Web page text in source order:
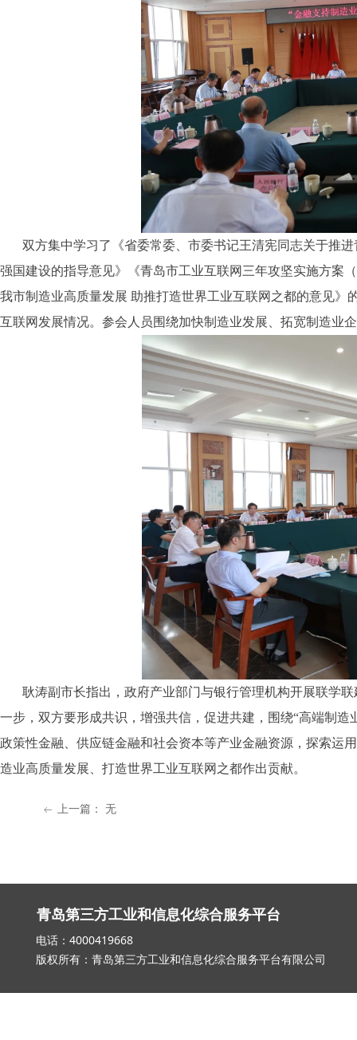
双方集中学习了《省委常委、市委书记王清宪同志关于推
强国建设的指导意见》《青岛市工业互联网三年攻坚实施方案
我市制造业高质量发展 助推打造世界工业互联网之都的意见》
互联网发展情况。参会人员围绕加快制造业发展、拓宽制造业
耿涛副市长指出，政府产业部门与银行管理机构开展联学
一步，双方要形成共识，增强共信，促进共建，围绕“高端制
政策性金融、供应链金融和社会资本等产业金融资源，探索运
造业高质量发展、打造世界工业互联网之都作出贡献。
ꂃ 上一篇： 无
青岛第三方工业和信息化综合服务平台
电话：4000419668 邮箱：
版权所有：青岛第三方工业和信息化综合服务平台有